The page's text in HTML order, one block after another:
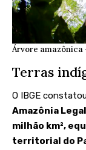
Árvore
Terras
O IBGE
Amazônia
milhão km²,
territorial do